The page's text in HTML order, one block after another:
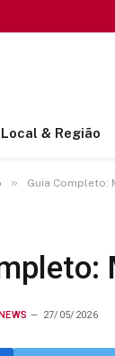
Local & Região
» Guia Completo:
27/05/2026